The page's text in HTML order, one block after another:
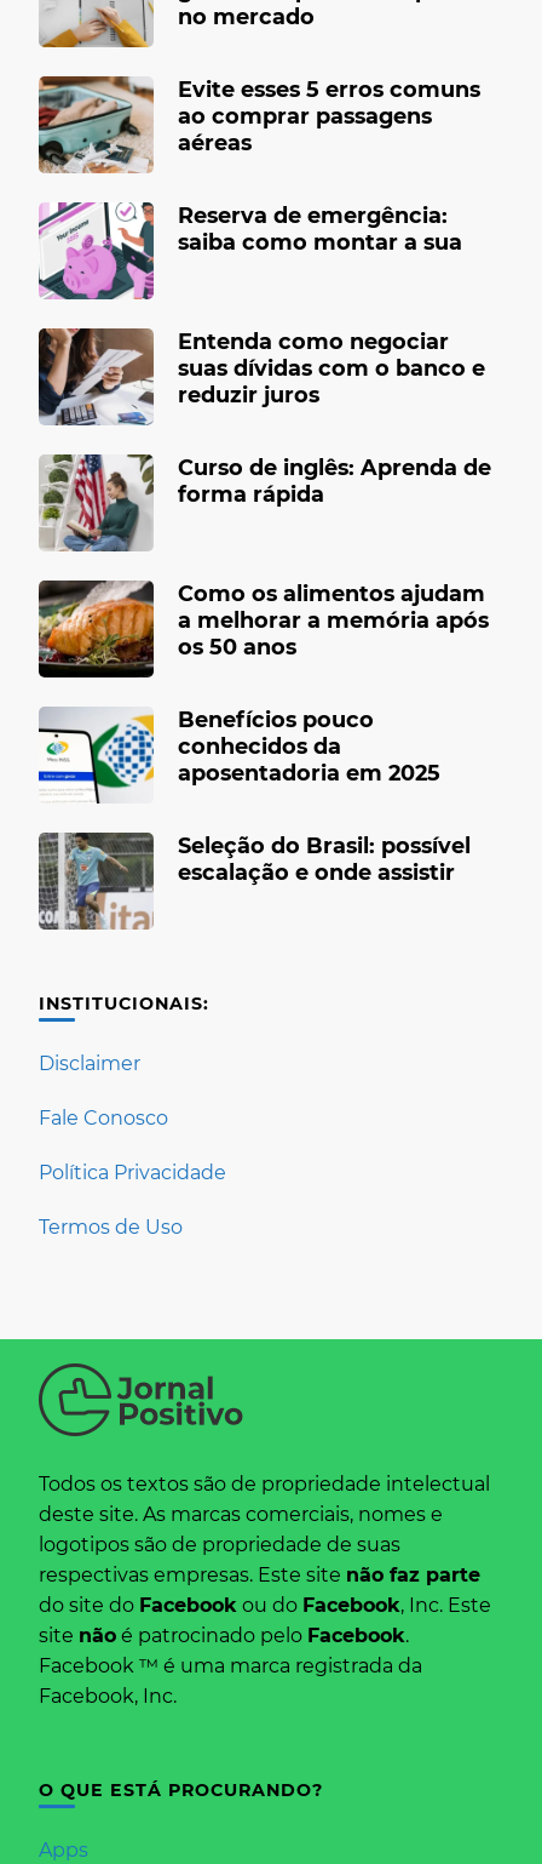
no mercado
Evite esses 5 erros comuns
ao comprar passagens
aéreas
Reserva de emergência:
saiba como montar a sua
Entenda como negociar
suas dívidas com o banco e
reduzir juros
Curso de inglês: Aprenda de
forma rápida
Como os alimentos ajudam
a melhorar a memória após
os 50 anos
Benefícios pouco
conhecidos da
aposentadoria em 2025
Seleção do Brasil: possível
escalação e onde assistir
INSTITUCIONAIS:
Disclaimer
Fale Conosco
Política Privacidade
Termos de Uso
Todos os textos são de propriedade intelectual
deste site. As marcas comerciais, nomes e
logotipos são de propriedade de suas
respectivas empresas. Este site não faz parte
do site do Facebook ou do Facebook, Inc. Este
site não é patrocinado pelo Facebook.
Facebook ™ é uma marca registrada da
Facebook, Inc.
O QUE ESTÁ PROCURANDO?
Apps